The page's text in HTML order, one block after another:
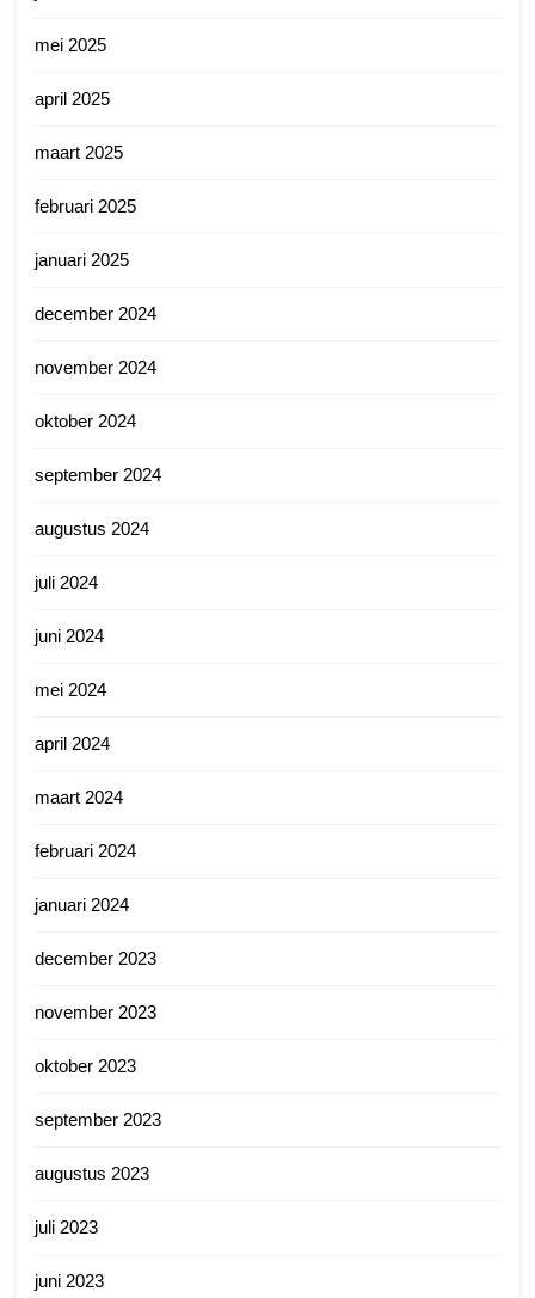
mei 2025
april 2025
maart 2025
februari 2025
januari 2025
december 2024
november 2024
oktober 2024
september 2024
augustus 2024
juli 2024
juni 2024
mei 2024
april 2024
maart 2024
februari 2024
januari 2024
december 2023
november 2023
oktober 2023
september 2023
augustus 2023
juli 2023
juni 2023